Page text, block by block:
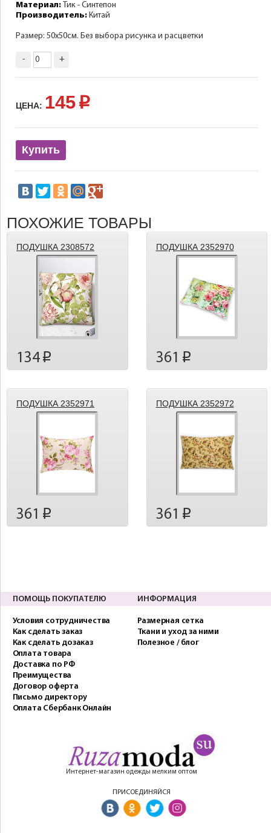
Материал: Тик - Синтепон
Производитель: Китай
Размер: 50х50см. Без выбора рисунка и расцветки
- +
ЦЕНА: 145 p
Купить
ПОХОЖИЕ ТОВАРЫ
ПОДУШКА 2308572
134 p
ПОДУШКА 2352970
361 p
ПОДУШКА 2352971
361 p
ПОДУШКА 2352972
361 p
ПОМОЩЬ ПОКУПАТЕЛЮ
Условия сотрудничества
Как сделать заказ
Как сделать дозаказ
Оплата товара
Доставка по РФ
Преимущества
Договор оферта
Письмо директору
Оплата Сбербанк Онлайн
ИНФОРМАЦИЯ
Размерная сетка
Ткани и уход за ними
Полезное / блог
Интернет-магазин одежды мелким оптом
ПРИСОЕДИНЯЙСЯ